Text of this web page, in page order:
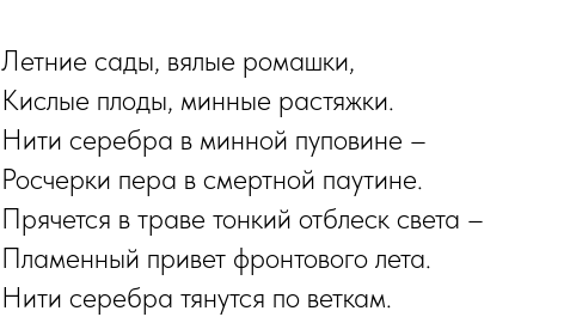
Летние сады, вялые ромашки,
Кислые плоды, минные растяжки.
Нити серебра в минной пуповине –
Росчерки пера в смертной паутине.
Прячется в траве тонкий отблеск света –
Пламенный привет фронтового лета.
Нити серебра тянутся по веткам.